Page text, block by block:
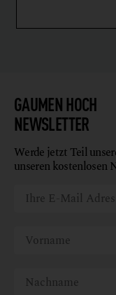
GAUMEN HOCH
NEWSLETTER
Werde jetzt Teil
unseren kostenlosen